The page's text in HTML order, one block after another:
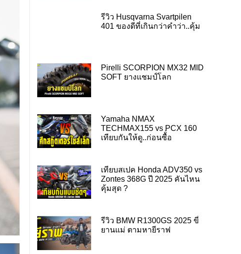
รีวิว Husqvarna Svartpilen
401 ของดีที่เกินกว่าคำว่า..คุ้ม
Pirelli SCORPION MX32 MID
SOFT ยางแชมป์โลก
Yamaha NMAX
TECHMAX155 vs PCX 160
เทียบกันให้ดู..ก่อนซื้่อ
เทียบสเปค Honda ADV350 vs
Zontes 368G ปี 2025 คันไหน
คุ้มสุด ?
รีวิว BMW R1300GS 2025 ขี่
ยานแม่ ตามหายีราฟ